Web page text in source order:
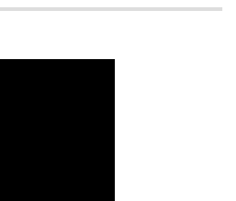
रोल
पहुंचे